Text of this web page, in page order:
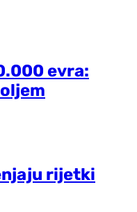
evra:
rijetki